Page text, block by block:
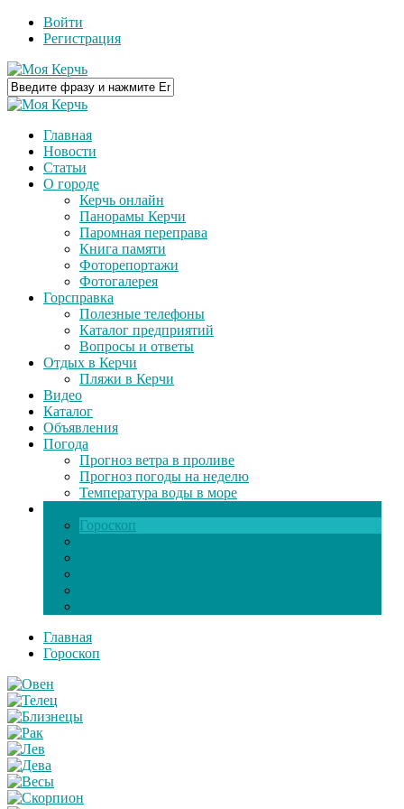
Войти
Регистрация
Главная
Новости
Статьи
О городе
Керчь онлайн
Панорамы Керчи
Паромная переправа
Книга памяти
Фоторепортажи
Фотогалерея
Горсправка
Полезные телефоны
Каталог предприятий
Вопросы и ответы
Отдых в Керчи
Пляжи в Керчи
Видео
Каталог
Объявления
Погода
Прогноз ветра в проливе
Прогноз погоды на неделю
Температура воды в море
Гороскоп
Главная
Гороскоп